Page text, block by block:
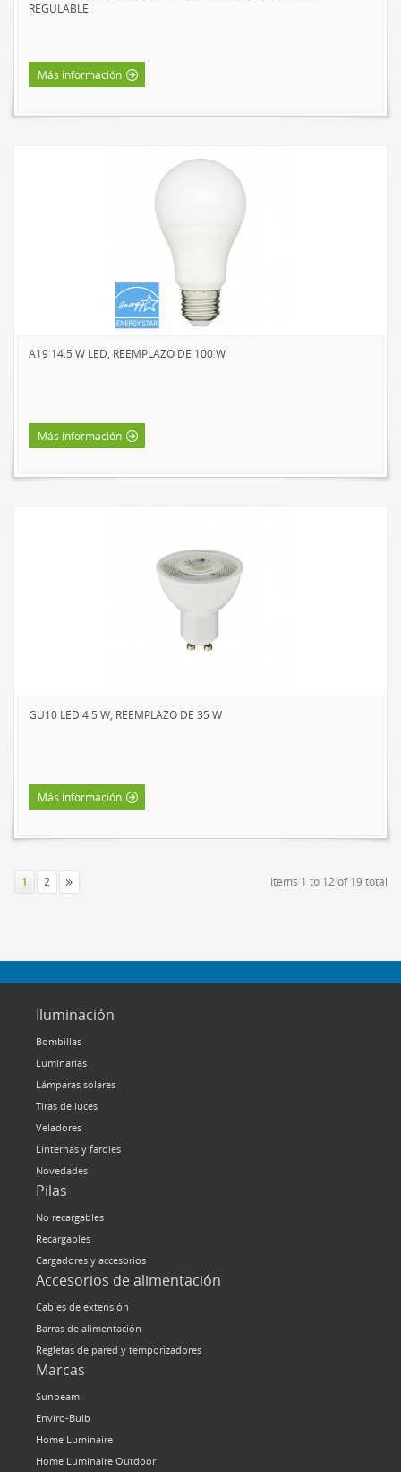
REGULABLE
Más información
A19 14.5 W LED, REEMPLAZO DE 100 W
Más información
GU10 LED 4.5 W, REEMPLAZO DE 35 W
Más información
Items 1 to 12 of 19 total
1 2
Iluminación
Bombillas
Luminarias
Lámparas solares
Tiras de luces
Veladores
Linternas y faroles
Novedades
Pilas
No recargables
Recargables
Cargadores y accesorios
Accesorios de alimentación
Cables de extensión
Barras de alimentación
Regletas de pared y temporizadores
Marcas
Sunbeam
Enviro-Bulb
Home Luminaire
Home Luminaire Outdoor